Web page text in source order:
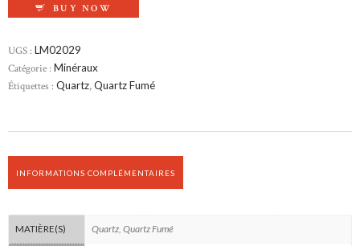
BUY NOW
UGS : LM02029
Catégorie : Minéraux
Étiquettes : Quartz,Quartz Fumé
INFORMATIONS COMPLÉMENTAIRES
MATIÈRE(S) Quartz, Quartz Fumé